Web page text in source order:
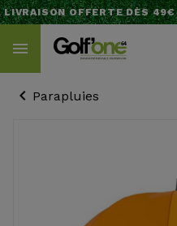
OFFERTE DÈS 49€
Parapluies